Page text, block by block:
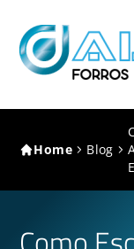
Home Blog